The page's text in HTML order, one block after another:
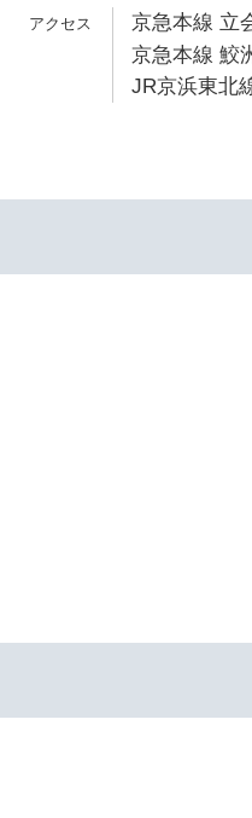
京急本線 立
京急本線 鮫
JR京浜東北